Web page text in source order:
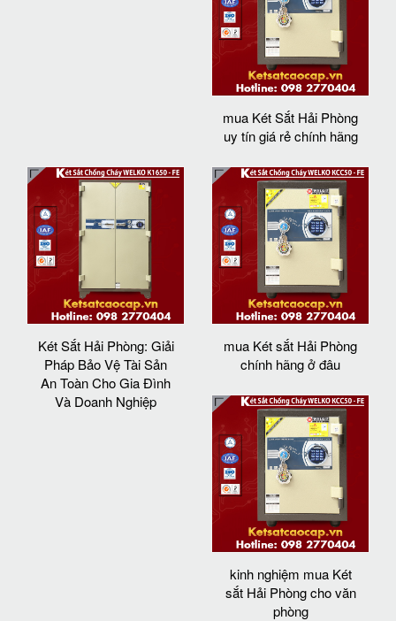
mua Két Sắt Hải Phòng
uy tín giá rẻ chính hãng
Két Sắt Hải Phòng: Giải
Pháp Bảo Vệ Tài Sản
An Toàn Cho Gia Đình
Và Doanh Nghiệp
mua Két sắt Hải Phòng
chính hãng ở đâu
kinh nghiệm mua Két
sắt Hải Phòng cho văn
phòng